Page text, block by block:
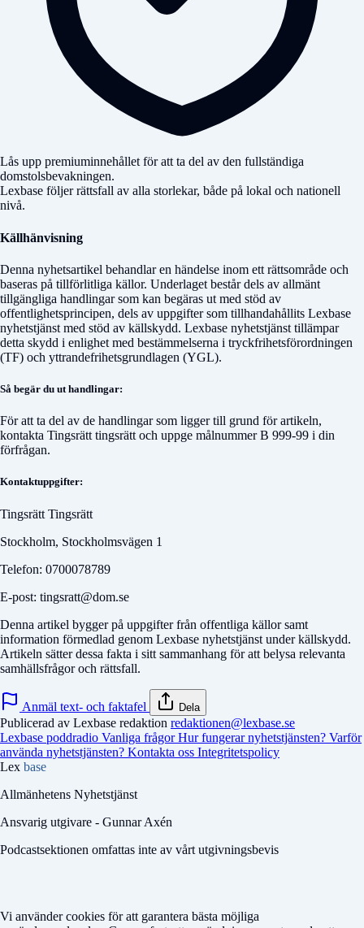
Lås upp premiuminnehållet för att ta del av den fullständiga
domstolsbevakningen.
Lexbase följer rättsfall av alla storlekar, både på lokal och nationell
nivå.
Källhänvisning
Denna nyhetsartikel behandlar en händelse inom ett rättsområde och
baseras på tillförlitliga källor. Underlaget består dels av allmänt
tillgängliga handlingar som kan begäras ut med stöd av
offentlighetsprincipen, dels av uppgifter som tillhandahållits Lexbase
nyhetstjänst med stöd av källskydd. Lexbase nyhetstjänst tillämpar
detta skydd i enlighet med bestämmelserna i tryckfrihetsförordningen
(TF) och yttrandefrihetsgrundlagen (YGL).
Så begär du ut handlingar:
För att ta del av de handlingar som ligger till grund för artikeln,
kontakta Tingsrätt tingsrätt och uppge målnummerB 999-99 i din
förfrågan.
Kontaktuppgifter:
Tingsrätt Tingsrätt
Stockholm, Stockholmsvägen 1
Telefon: 0700078789
E-post: tingsratt@dom.se
Denna artikel bygger på uppgifter från offentliga källor samt
information förmedlad genom Lexbase nyhetstjänst under källskydd.
Artikeln sätter dessa fakta i sitt sammanhang för att belysa relevanta
samhällsfrågor och rättsfall.
Anmäl text- och faktafel Dela
Publicerad av Lexbase redaktion redaktionen@lexbase.se
Lexbase poddradio Vanliga frågorHur fungerar nyhetstjänsten? Varför
använda nyhetstjänsten? Kontakta oss Integritetspolicy
Lex base
Allmänhetens Nyhetstjänst
Ansvarig utgivare - Gunnar Axén
Podcastsektionen omfattas inte av vårt utgivningsbevis
Vi använder cookies för att garantera bästa möjliga